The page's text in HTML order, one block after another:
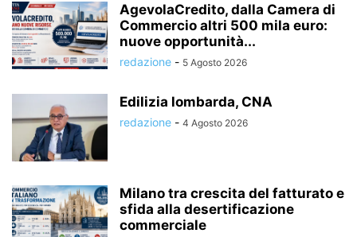
AgevolaCredito, dalla Camera di
Commercio altri 500 mila euro:
nuove opportunità...
redazione - 5 Agosto 2026
Edilizia lombarda, CNA
redazione - 4 Agosto 2026
Milano tra crescita del fatturato e
sfida alla desertificazione
commerciale